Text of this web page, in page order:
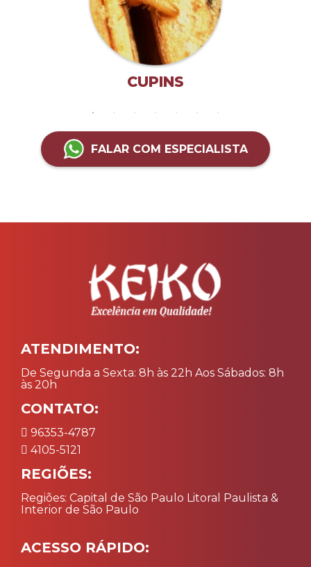
CUPINS
FALAR COM ESPECIALISTA
ATENDIMENTO:
De Segunda a Sexta: 8h às 22h Aos Sábados: 8h
às 20h
CONTATO:
96353-4787
4105-5121
REGIÕES:
Regiões: Capital de São Paulo Litoral Paulista &
Interior de São Paulo
ACESSO RÁPIDO: